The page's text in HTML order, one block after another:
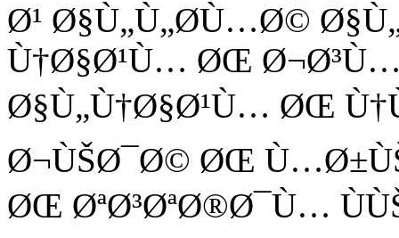
Ø¹ Ø§Ù„Ù„Ø­Ù…Ø©
Ù†Ø§Ø¹Ù… ØŒ
Ø§Ù„Ù†Ø§Ø¹Ù… ØŒ
Ø¬ÙŠØ¯Ø© ØŒ
ØŒ ØªØ³ØªØ®Ø¯Ù…